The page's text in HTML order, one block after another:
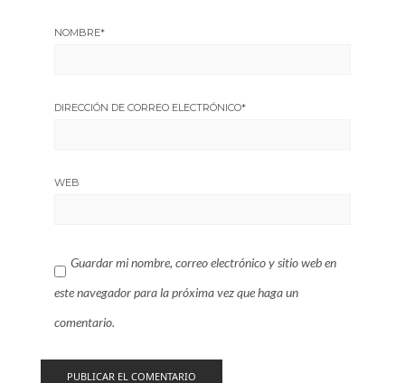
NOMBRE*
DIRECCIÓN DE CORREO ELECTRÓNICO*
WEB
Guardar mi nombre, correo electrónico y sitio web en
este navegador para la próxima vez que haga un
comentario.